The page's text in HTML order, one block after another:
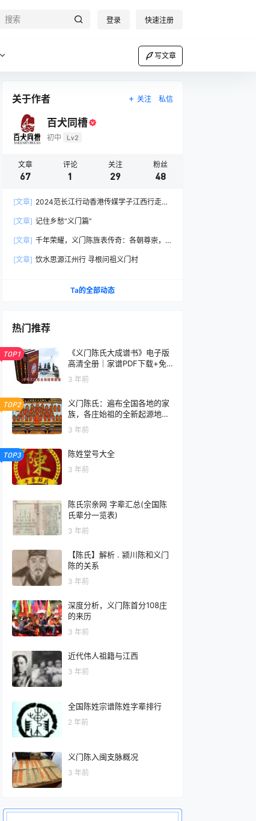
登录 快速注册
写文章
关于作者 关注 私信
百犬同槽
初中 Lv2
文章
67
评论
1
关注
29
粉丝
48
[文章] 2024范长江行动香港传媒学子江西行走进
[文章] 记住乡愁“义门篇”
[文章] 千年荣耀，义门陈旌表传奇：各朝尊崇，
[文章] 饮水思源江州行 寻根问祖义门村
Ta的全部动态
热门推荐
TOP1
《义门陈氏大成谱书》电子版
高清全册｜家谱PDF下载+免
费在线阅读｜官方正版无水印
3 年前
TOP2
义门陈氏：遍布全国各地的家
族，各庄始祖的全新起源地揭
3 年前
TOP3 陈姓堂号大全
3 年前
陈氏宗亲网 字辈汇总(全国陈
氏辈分一览表)
3 年前
【陈氏】解析 . 颍川陈和义门
陈的关系
3 年前
深度分析，义门陈首分108庄
的来历
3 年前
近代伟人祖籍与江西
3 年前
全国陈姓宗谱陈姓字辈排行
2 年前
义门陈入闽支脉概况
3 年前